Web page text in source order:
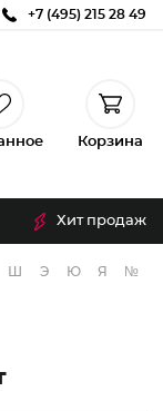
+7 (495) 215 28 49
Корзина
Хит продаж
Э Ю Я №